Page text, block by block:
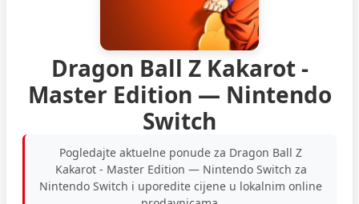
Dragon Ball Z Kakarot -
Master Edition — Nintendo
Switch
Pogledajte aktuelne ponude za Dragon Ball Z
Kakarot - Master Edition — Nintendo Switch za
Nintendo Switch i uporedite cijene u lokalnim online